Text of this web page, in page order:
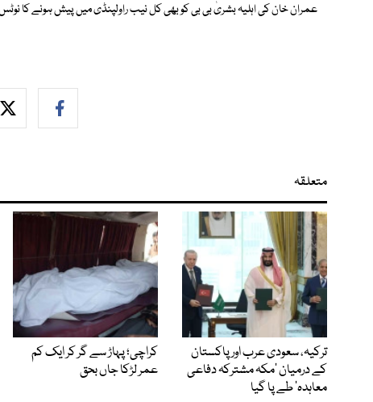
عمران خان کی اہلیہ بشریٰ بی بی کو بھی کل نیب راولپنڈی میں پیش ہونے کا
متعلقہ
ترکیہ، سعودی عرب اور پاکستان
کے درمیان ’مکہ مشترکہ دفاعی
معاہدہ‘ طے پا گیا
کراچی؛ پہاڑ سے گر کر ایک کم
عمر لڑکا جاں بحق